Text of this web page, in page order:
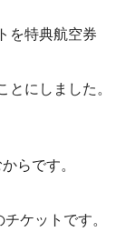
を特典航空券
にしました。
らです。
ケットです。